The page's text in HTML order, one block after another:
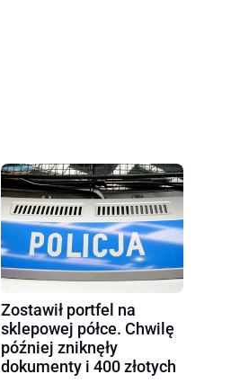
Zostawił portfel na
sklepowej półce. Chwilę
później zniknęły
dokumenty i 400 złotych